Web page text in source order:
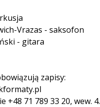
Vrazas - saksofon
- gitara
zapisy:
+48 71 789 33 20, wew. 4.